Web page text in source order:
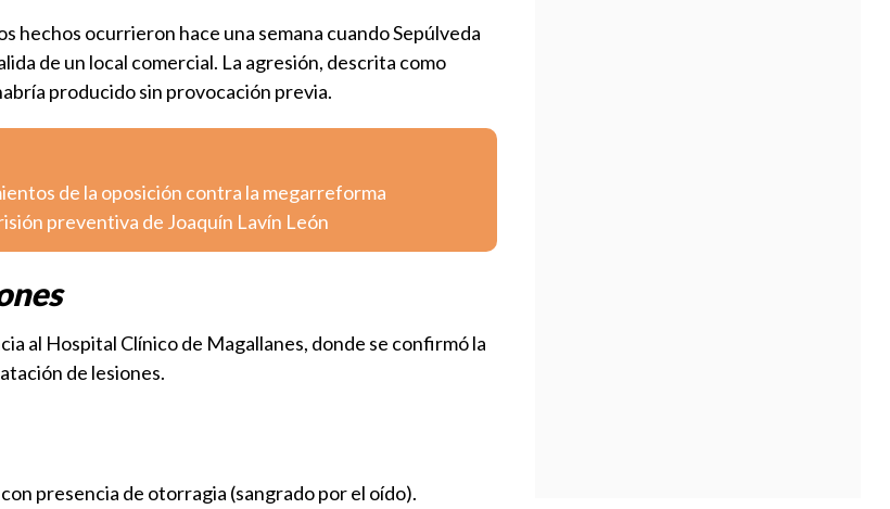
hechos ocurrieron hace una semana cuando Sepúlveda
de un local comercial. La agresión, descrita como
producido sin provocación previa.
de la oposición contra la megarreforma
preventiva de Joaquín Lavín León
al Hospital Clínico de Magallanes, donde se confirmó la
de lesiones.
presencia de otorragia (sangrado por el oído).